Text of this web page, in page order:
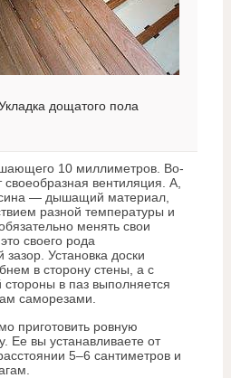
дощатого пола
10 миллиметров. Во-
своеобразная вентиляция. А,
— дышащий материал,
разной температуры и
менять свои
своего рода
Установка доски
в сторону стены, а с
в паз выполняется
саморезами.
приготовить ровную
Ее вы устанавливаете от
5–6 сантиметров и